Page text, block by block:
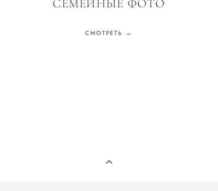
СЕМЕЙНЫЕ ФОТО
СМОТРЕТЬ →